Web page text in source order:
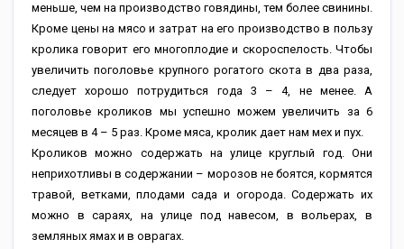
меньше, чем на производство говядины, тем более свинины.
Кроме цены на мясо и затрат на его производство в пользу
кролика говорит его многоплодие и скороспелость. Чтобы
увеличить поголовье крупного рогатого скота в два раза,
следует хорошо потрудиться года 3 – 4, не менее. А
поголовье кроликов мы успешно можем увеличить за 6
месяцев в 4 – 5 раз. Кроме мяса, кролик дает нам мех и пух.
Кроликов можно содержать на улице круглый год. Они
неприхотливы в содержании – морозов не боятся, кормятся
травой, ветками, плодами сада и огорода. Содержать их
можно в сараях, на улице под навесом, в вольерах, в
земляных ямах и в оврагах.